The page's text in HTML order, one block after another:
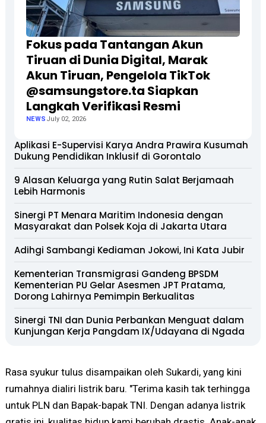
Fokus pada Tantangan Akun
Tiruan di Dunia Digital, Marak
Akun Tiruan, Pengelola TikTok
@samsungstore.ta Siapkan
Langkah Verifikasi Resmi
NEWS July 02, 2026
Aplikasi E-Supervisi Karya Andra Prawira Kusumah
Dukung Pendidikan Inklusif di Gorontalo
9 Alasan Keluarga yang Rutin Salat Berjamaah
Lebih Harmonis
Sinergi PT Menara Maritim Indonesia dengan
Masyarakat dan Polsek Koja di Jakarta Utara
Adihgi Sambangi Kediaman Jokowi, Ini Kata Jubir
Kementerian Transmigrasi Gandeng BPSDM
Kementerian PU Gelar Asesmen JPT Pratama,
Dorong Lahirnya Pemimpin Berkualitas
Sinergi TNI dan Dunia Perbankan Menguat dalam
Kunjungan Kerja Pangdam IX/Udayana di Ngada
Rasa syukur tulus disampaikan oleh Sukardi, yang kini
rumahnya dialiri listrik baru. "Terima kasih tak terhingga
untuk PLN dan Bapak-bapak TNI. Dengan adanya listrik